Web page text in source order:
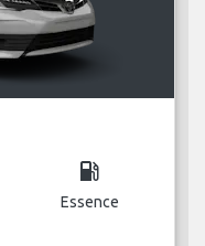
local_gas_station
Essence